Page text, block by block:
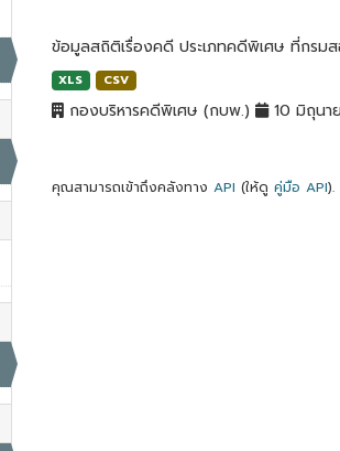
ข้อมูลสถิติเรื่องคดี ประเภทคดีพิเศษ ที่กรม
XLS CSV
กองบริหารคดีพิเศษ (กบพ.) 10 มิถุนา
คุณสามารถเข้าถึงคลังทาง API (ให้ดู คู่มือ API).